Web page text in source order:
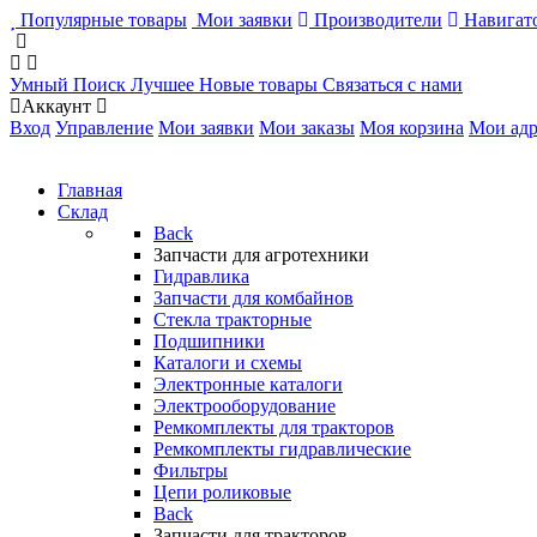
Популярные товары Мои заявки Производители
Умный Поиск Лучшее Новые товары Связаться с нами
Аккаунт
Вход Управление Мои заявки Мои заказы Моя корзина Мои
Главная
Склад
Back
Запчасти для агротехники
Гидравлика
Запчасти для комбайнов
Стекла тракторные
Подшипники
Каталоги и схемы
Электронные каталоги
Электрооборудование
Ремкомплекты для тракторов
Ремкомплекты гидравлические
Фильтры
Цепи роликовые
Back